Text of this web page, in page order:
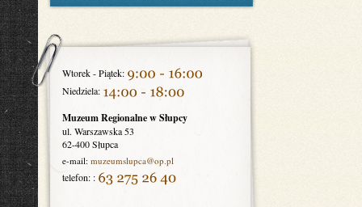
Wtorek - Piątek:
Niedziela:
Muzeum Regionalne w Słupcy
ul. Warszawska 53
62-400 Słupca
e-mail: muzeumslupca@op.pl
telefon: :